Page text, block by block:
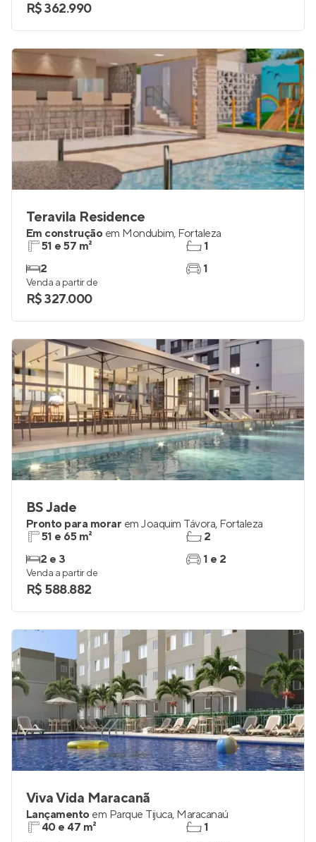
R$ 362.990
Teravila Residence
Em construção em Mondubim, Fortaleza
51 e 57 m²
2
1
1
Venda a partir de
R$ 327.000
BS Jade
Pronto para morar em Joaquim Távora, Fortaleza
51 e 65 m²
2 e 3
2
1 e 2
Venda a partir de
R$ 588.882
Viva Vida Maracanã
Lançamento em Parque Tijuca, Maracanaú
40 e 47 m²
1